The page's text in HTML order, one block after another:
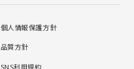
個人情報保護方針
品質方針
SNS利用規約